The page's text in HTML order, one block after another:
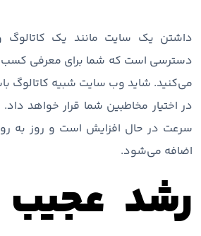
داشتن یک سایت مانند یک
دسترسی است که شما برای معرفی کسب و
می‌کنید. شاید وب سایت شبیه کاتالوگ
در اختیار مخاطبین شما قرار خواهد
سرعت در حال افزایش است و روز به
اضافه می‌شود.
رشد